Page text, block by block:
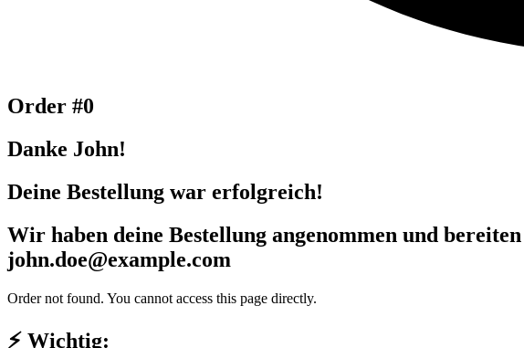
Order #0
Danke John!
Deine Bestellung war erfolgreich!
Wir haben deine Bestellung angenommen und
john.doe@example.com
Order not found. You cannot access this page directly.
⚡ Wichtig: